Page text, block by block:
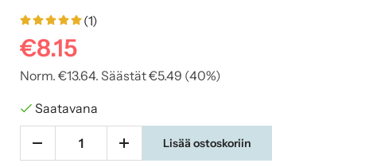
(1)
€8.15
Norm. €13.64. Säästät€5.49 (40%)
Saatavana
Lisää ostoskoriin